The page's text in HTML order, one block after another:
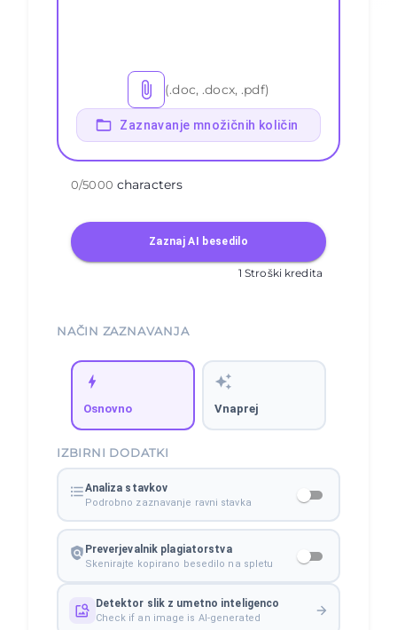
(.doc, .docx, .pdf)
Zaznavanje množičnih količin
0/5000 characters
Zaznaj AI besedilo
1 Stroški kredita
NAČIN ZAZNAVANJA
Osnovno Vnaprej
IZBIRNI DODATKI
Analiza stavkov
Podrobno zaznavanje ravni stavka
Preverjevalnik plagiatorstva
Skenirajte kopirano besedilo na spletu
Detektor slik z umetno inteligenco
Check if an image is AI-generated